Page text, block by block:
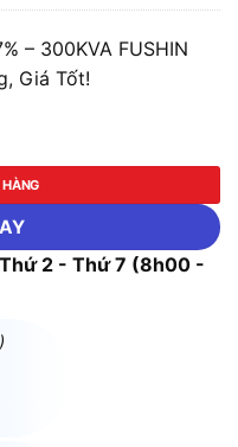
– 300KVA FUSHIN
Giá Tốt!
300KVA FUSHIN
Thứ 2 - Thứ 7 (8h00 -
)